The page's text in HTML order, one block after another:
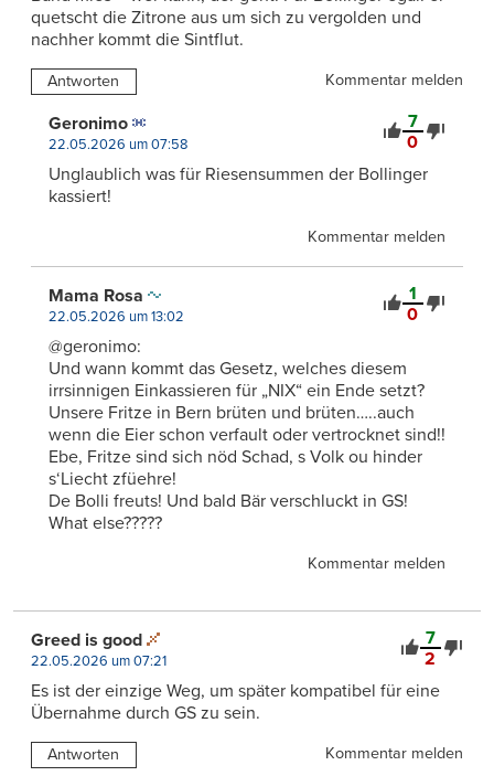
quetscht die Zitrone aus um sich zu vergolden und
nachher kommt die Sintflut.
Antworten Kommentar melden
7
0
Geronimo
22.05.2026 um 07:58
Unglaublich was für Riesensummen der Bollinger
kassiert!
Kommentar melden
1
0
Mama Rosa
22.05.2026 um 13:02
@geronimo:
Und wann kommt das Gesetz, welches diesem
irrsinnigen Einkassieren für „NIX“ ein Ende setzt?
Unsere Fritze in Bern brüten und brüten…..auch
wenn die Eier schon verfault oder vertrocknet sind!!
Ebe, Fritze sind sich nöd Schad, s Volk ou hinder
s‘Liecht zfüehre!
De Bolli freuts! Und bald Bär verschluckt in GS!
What else?????
Kommentar melden
7
2
Greed is good
22.05.2026 um 07:21
Es ist der einzige Weg, um später kompatibel für eine
Übernahme durch GS zu sein.
Antworten Kommentar melden